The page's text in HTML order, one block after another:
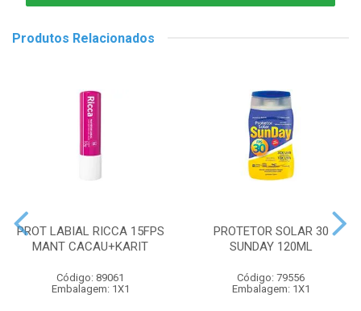
Produtos Relacionados
PROT LABIAL RICCA 15FPS
MANT CACAU+KARIT
Código: 89061
Embalagem: 1X1
PROTETOR SOLAR 30
SUNDAY 120ML
Código: 79556
Embalagem: 1X1